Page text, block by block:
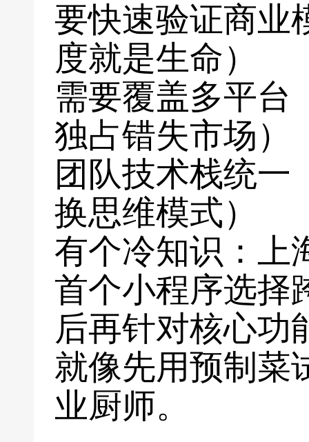
要快速验证商业
度就是生命）
需要覆盖多平台
独占错失市场）
团队技术栈统一
换思维模式）
有个冷知识：上
首个小程序选择
后再针对核心
就像先用预制菜
业厨师。